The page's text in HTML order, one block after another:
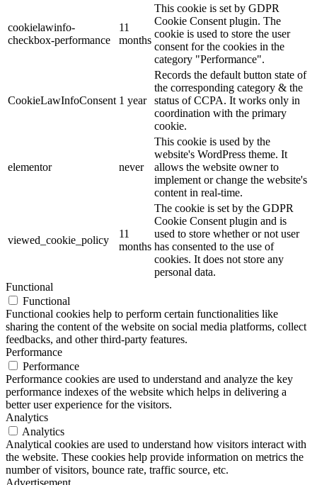
cookielawinfo-
checkbox-performance
11
months
This cookie is set by GDPR
Cookie Consent plugin. The
cookie is used to store the user
consent for the cookies in the
category "Performance".
CookieLawInfoConsent 1 year
Records the default button state of
the corresponding category & the
status of CCPA. It works only in
coordination with the primary
cookie.
elementor never
This cookie is used by the
website's WordPress theme. It
allows the website owner to
implement or change the website's
content in real-time.
viewed_cookie_policy
11
months
The cookie is set by the GDPR
Cookie Consent plugin and is
used to store whether or not user
has consented to the use of
cookies. It does not store any
personal data.
Functional
Functional
Functional cookies help to perform certain functionalities like
sharing the content of the website on social media platforms, collect
feedbacks, and other third-party features.
Performance
Performance
Performance cookies are used to understand and analyze the key
performance indexes of the website which helps in delivering a
better user experience for the visitors.
Analytics
Analytics
Analytical cookies are used to understand how visitors interact with
the website. These cookies help provide information on metrics the
number of visitors, bounce rate, traffic source, etc.